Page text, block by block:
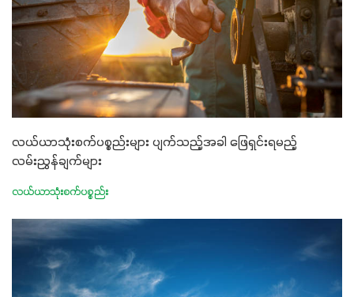
လယ်ယာသုံးစက်ပစ္စည်းများ ပျက်သည့်အခါ ဖြေရှင်းရမည့်
လမ်းညွှန်ချက်များ
လယ်ယာသုံးစက်ပစ္စည်း